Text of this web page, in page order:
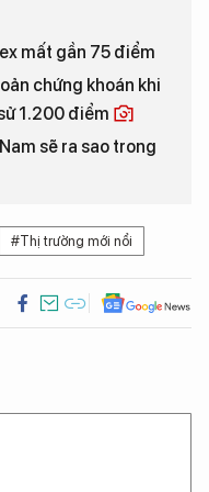
mất gần 75 điểm
chứng khoán khi
1.200 điểm
sẽ ra sao trong
#Thị trường mới nổi